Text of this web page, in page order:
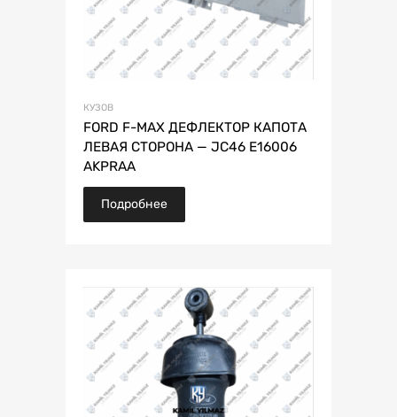
КУЗОВ
FORD F-MAX ДЕФЛЕКТОР КАПОТА
ЛЕВАЯ СТОРОНА — JC46 E16006
AKPRAA
Подробнее